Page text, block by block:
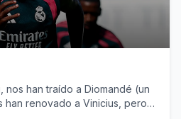
nos han traído a Diomandé (un
han renovado a Vinicius, pero…